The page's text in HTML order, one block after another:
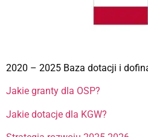
2020 – 2025 Baza dotacji i
Jakie granty dla OSP?
Jakie dotacje dla KGW?